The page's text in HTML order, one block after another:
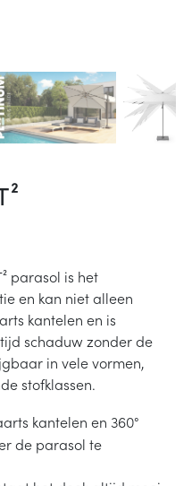
parasol is het
en kan niet alleen
kantelen en is
schaduw zonder de
in vele vormen,
stofklassen.
kantelen en 360°
de parasol te